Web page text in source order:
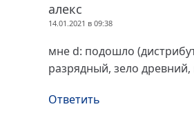
алекс
14.01.2021 в 09:38
мне d: подошло
разрядный, зело
Ответить